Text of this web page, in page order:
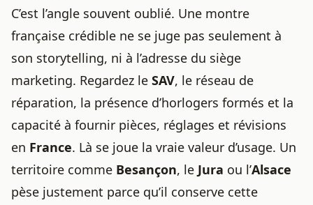
C’est l’angle souvent oublié. Une montre
française crédible ne se juge pas seulement à
son storytelling, ni à l’adresse du siège
marketing. Regardez le SAV, le réseau de
réparation, la présence d’horlogers formés et la
capacité à fournir pièces, réglages et révisions
en France. Là se joue la vraie valeur d’usage. Un
territoire comme Besançon, le Jura ou l’Alsace
pèse justement parce qu’il conserve cette